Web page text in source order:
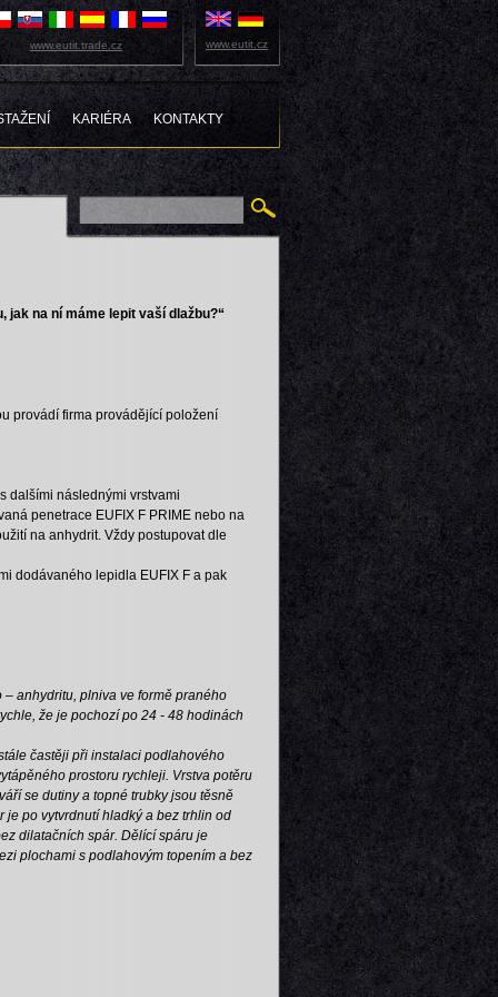
KARIÉRA KONTAKTY
www.eutit.trade.cz www.eutit.cz
jak na ní máme lepit vaší dlažbu?“
provádí firma provádějící položení
dalšími následnými vrstvami
penetrace EUFIX F PRIME nebo na
na anhydrit. Vždy postupovat dle
dodávaného lepidla EUFIX F a pak
anhydritu, plniva ve formě praného
že je pochozí po 24 - 48 hodinách
častěji při instalaci podlahového
prostoru rychleji. Vrstva potěru
se dutiny a topné trubky jsou těsně
je po vytvrdnutí hladký a bez trhlin od
dilatačních spár. Dělící spáru je
plochami s podlahovým topením a bez